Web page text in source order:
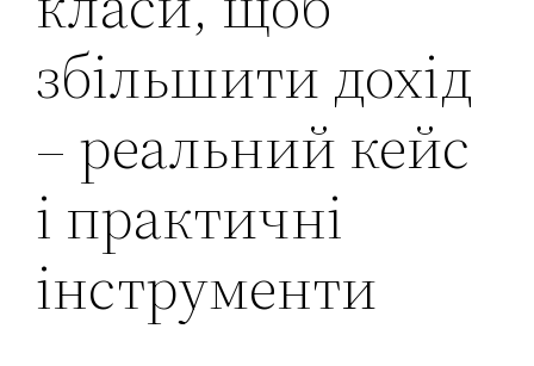
збільшити дохід
– реальний кейс
і практичні
інструменти